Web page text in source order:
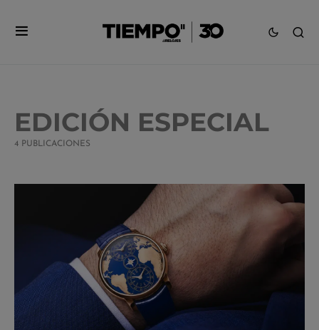
EDICIÓN ESPECIAL
4 PUBLICACIONES